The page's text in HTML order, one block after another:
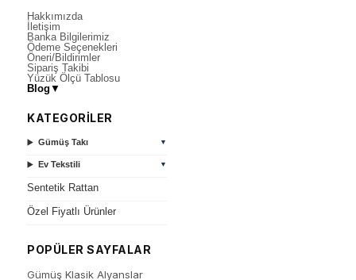
Hakkımızda
İletişim
Banka Bilgilerimiz
Ödeme Seçenekleri
Öneri/Bildirimler
Sipariş Takibi
Yüzük Ölçü Tablosu
Blog ▼
KATEGORİLER
Gümüş Takı ▼
Ev Tekstili ▼
Sentetik Rattan
Özel Fiyatlı Ürünler
POPÜLER SAYFALAR
Gümüş Klasik Alyanslar